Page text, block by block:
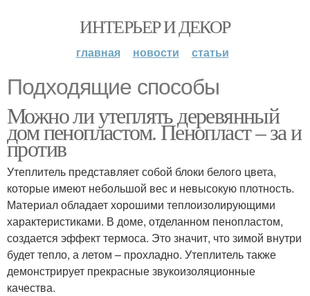
ИНТЕРЬЕР И ДЕКОР
главная новости статьи
Подходящие способы
Можно ли утеплять деревянный
дом пенопластом. Пенопласт – за и
против
Утеплитель представляет собой блоки белого цвета,
которые имеют небольшой вес и невысокую плотность.
Материал обладает хорошими теплоизолирующими
характеристиками. В доме, отделанном пенопластом,
создается эффект термоса. Это значит, что зимой внутри
будет тепло, а летом – прохладно. Утеплитель также
демонстрирует прекрасные звукоизоляционные
качества.